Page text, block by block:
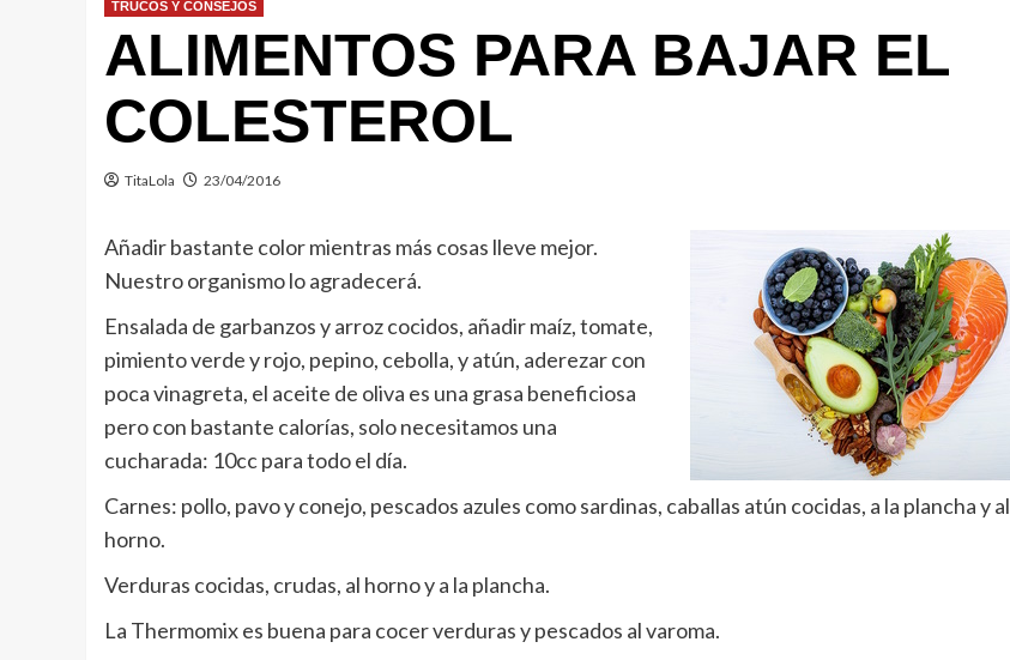
TRUCOS Y CONSEJOS
ALIMENTOS PARA BAJAR EL
COLESTEROL
TitaLola 23/04/2016
Añadir bastante color mientras más cosas lleve mejor.
Nuestro organismo lo agradecerá.
Ensalada de garbanzos y arroz cocidos, añadir maíz, tomate,
pimiento verde y rojo, pepino, cebolla, y atún, aderezar con
poca vinagreta, el aceite de oliva es una grasa beneficiosa
pero con bastante calorías, solo necesitamos una
cucharada: 10cc para todo el día.
Carnes: pollo, pavo y conejo, pescados azules como sardinas, caballas atún cocidas, a la plancha y al
horno.
Verduras cocidas, crudas, al horno y a la plancha.
La Thermomix es buena para cocer verduras y pescados al varoma.